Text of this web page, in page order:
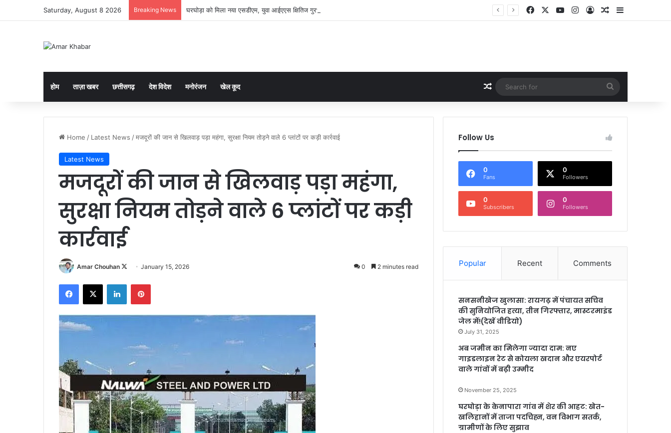
Saturday, August 8 2026 Breaking News घरघोड़ा को मिला नया एसडीएम, युवा आईएएस क्षितिज गुरभेले संभालेंगे राजस्व प्रशासन की कमान FacebookYouTubeInstagram
Log InRandom Article
Sidebar
होम ताज़ा खबर छत्तीसगढ़ देश विदेश मनोरंजन खेल कूद Random Article
for
Home / Latest News /मजदूरों की जान से खिलवाड़ पड़ा महंगा, सुरक्षा नियम तोड़ने वाले 6 प्लांटों पर कड़ी कार्रवाई
Latest News
मजदूरों की जान से खिलवाड़ पड़ा महंगा,
सुरक्षा नियम तोड़ने वाले 6 प्लांटों पर कड़ी
कार्रवाई
Amar Chouhan
FollowJanuary 15, 2026 0 2 minutes read
Facebook
X LinkedInPinterest
Follow Us
0
Fans
0
Followers
0
Subscribers
0
Followers
Popular Recent Comments
सनसनीखेज खुलासा: रायगढ़ में पंचायत सचिव
की सुनियोजित हत्या, तीन गिरफ्तार, मास्टरमाइंड
जेल में!(देखें वीडियो)
July 31, 2025
अब जमीन का मिलेगा ज्यादा दाम: नए
गाइडलाइन रेट से कोयला खदान और एयरपोर्ट
वाले गांवों में बढ़ी उम्मीद
November 25, 2025
घरघोड़ा के केनापारा गांव में शेर की आहट: खेत-
खलिहानों में ताजा पदचिह्न, वन विभाग सतर्क,
ग्रामीणों के लिए सुझाव